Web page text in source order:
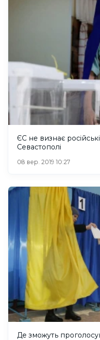
ЄС не визнає
Севастополі
08 вер. 2019 10:27
Де зможуть